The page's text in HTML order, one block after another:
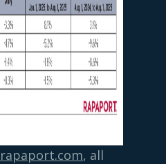
rapaport.com, all